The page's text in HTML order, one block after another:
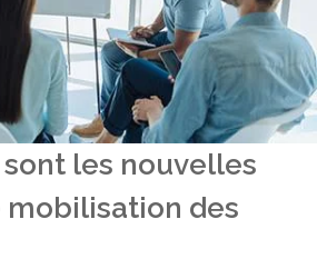
sont les nouvelles
des